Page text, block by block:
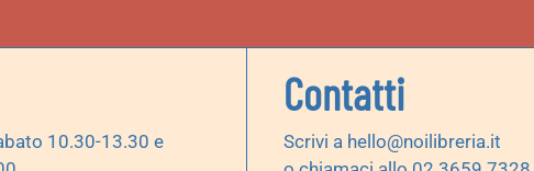
10.30-13.30 e
Contatti
Scrivi a hello@noilibreria.it